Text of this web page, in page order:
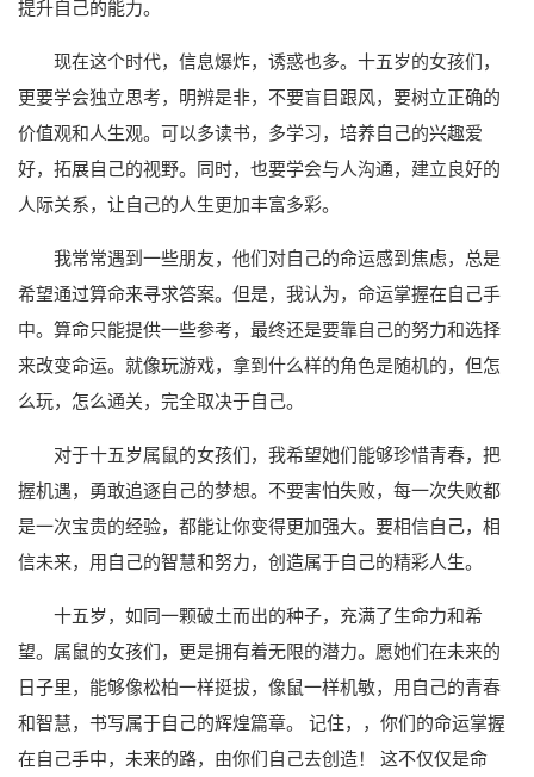
提升自己的能力。
现在这个时代，信息爆炸，诱惑也多。十五岁的女孩们，
更要学会独立思考，明辨是非，不要盲目跟风，要树立正确的
价值观和人生观。可以多读书，多学习，培养自己的兴趣爱
好，拓展自己的视野。同时，也要学会与人沟通，建立良好的
人际关系，让自己的人生更加丰富多彩。
我常常遇到一些朋友，他们对自己的命运感到焦虑，总是
希望通过算命来寻求答案。但是，我认为，命运掌握在自己手
中。算命只能提供一些参考，最终还是要靠自己的努力和选择
来改变命运。就像玩游戏，拿到什么样的角色是随机的，但怎
么玩，怎么通关，完全取决于自己。
对于十五岁属鼠的女孩们，我希望她们能够珍惜青春，把
握机遇，勇敢追逐自己的梦想。不要害怕失败，每一次失败都
是一次宝贵的经验，都能让你变得更加强大。要相信自己，相
信未来，用自己的智慧和努力，创造属于自己的精彩人生。
十五岁，如同一颗破土而出的种子，充满了生命力和希
望。属鼠的女孩们，更是拥有着无限的潜力。愿她们在未来的
日子里，能够像松柏一样挺拔，像鼠一样机敏，用自己的青春
和智慧，书写属于自己的辉煌篇章。 记住，，你们的命运掌握
在自己手中，未来的路，由你们自己去创造！ 这不仅仅是命